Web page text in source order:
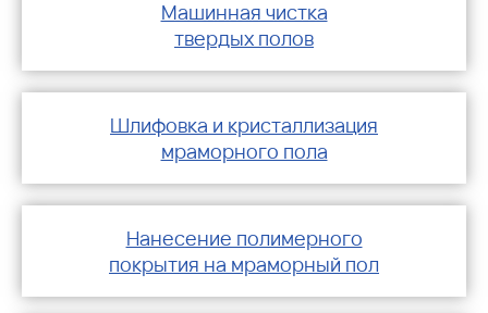
Машинная чистка
твердых полов
Шлифовка и кристаллизация
мраморного пола
Нанесение полимерного
покрытия на мраморный пол